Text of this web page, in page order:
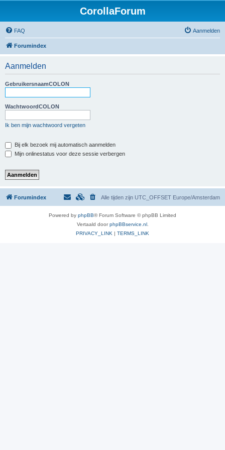
CorollaForum
FAQ Aanmelden
Forumindex
Aanmelden
GebruikersnaamCOLON
WachtwoordCOLON
Ik ben mijn wachtwoord vergeten
Bij elk bezoek mij automatisch aanmelden
Mijn onlinestatus voor deze sessie verbergen
Forumindex Alle tijden zijn UTC_OFFSET Europe/Amsterdam
Powered by phpBB® Forum Software © phpBB Limited
Vertaald doorphpBBservice.nl.
PRIVACY_LINK | TERMS_LINK